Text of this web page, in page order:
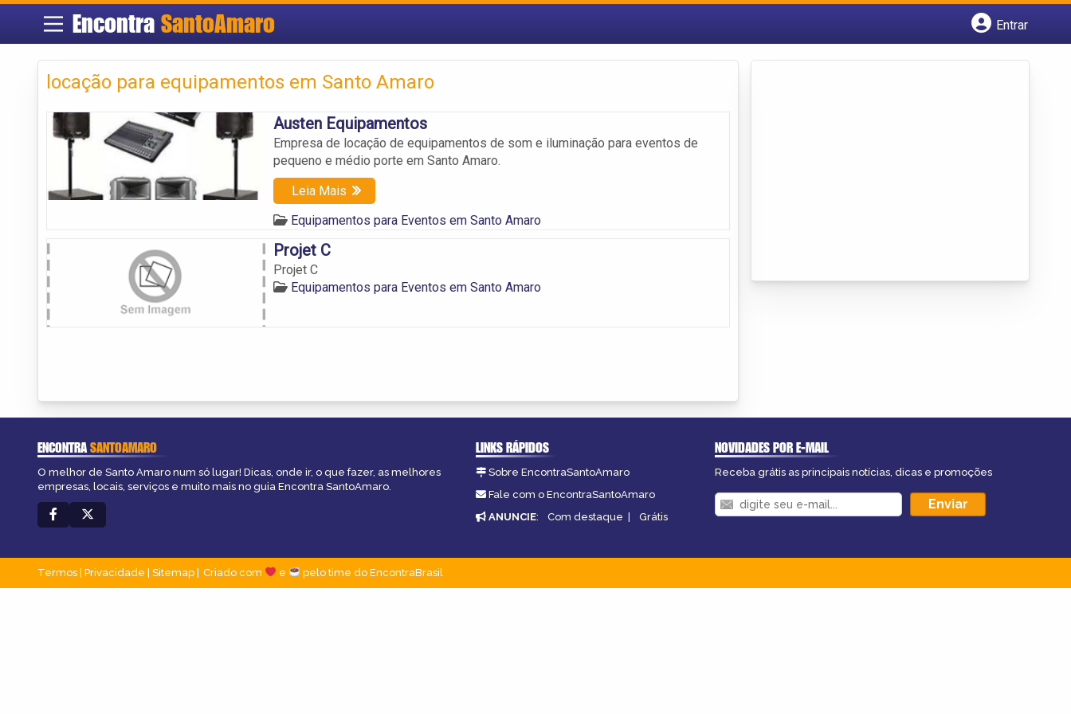
Encontra SantoAmaro
Entrar
locação para equipamentos em Santo Amaro
Austen Equipamentos
Empresa de locação de equipamentos de som e iluminação para eventos de
pequeno e médio porte em Santo Amaro.
Leia Mais
Equipamentos para Eventos em Santo Amaro
Projet C
Projet C
Equipamentos para Eventos em Santo Amaro
ENCONTRASANTOAMARO
O melhor de Santo Amaro num só lugar! Dicas, onde ir, o que fazer, as melhores
empresas, locais, serviços e muito mais no guia Encontra SantoAmaro.
LINKS RÁPIDOS
Sobre EncontraSantoAmaro
Fale com o EncontraSantoAmaro
ANUNCIE: Com destaque | Grátis
NOVIDADES POR E-MAIL
Receba grátis as principais notícias, dicas e promoções
Termos Privacidade Sitemap Criado com e pelo time do EncontraBrasil